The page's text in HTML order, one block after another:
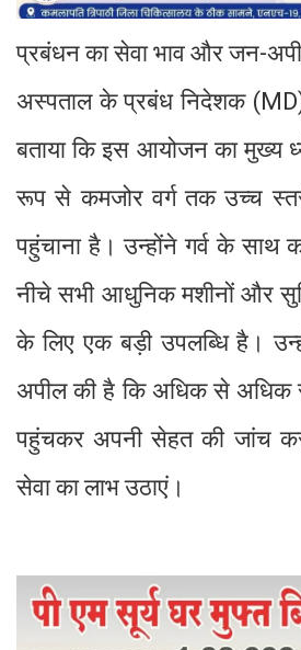
प्रबंधन का सेवा भाव और जन-
अस्पताल के प्रबंध निदेशक
बताया कि इस आयोजन का मुख्य
रूप से कमजोर वर्ग तक उच्च
पहुंचाना है। उन्होंने गर्व के साथ
नीचे सभी आधुनिक मशीनों और
के लिए एक बड़ी उपलब्धि है।
अपील की है कि अधिक से अधिक
पहुंचकर अपनी सेहत की जांच
सेवा का लाभ उठाएं।